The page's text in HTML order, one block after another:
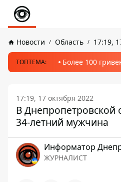
Новости Область 17:19,
ТОПТЕМА: Более 100
17:19, 17 октября 2022
В Днепропетровской
34-летний мужчина
Информатор
ЖУРНАЛИСТ